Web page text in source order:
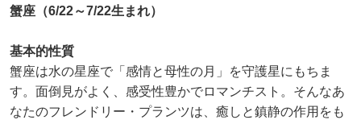
蟹座（6/22～7/22生まれ）
基本的性質
蟹座は水の星座で「感情と母性の月」を守護星にもちま
す。面倒見がよく、感受性豊かでロマンチスト。そんなあ
なたのフレンドリー・プランツは、癒しと鎮静の作用をも